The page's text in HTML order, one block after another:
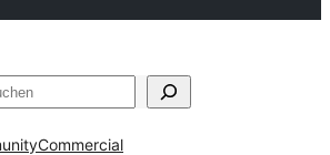
Commercial